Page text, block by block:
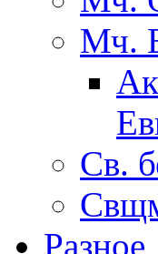
Мч.
Св.
Разное